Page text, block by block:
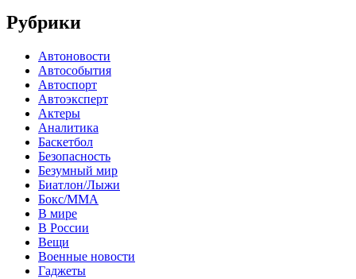
Рубрики
Автоновости
Автособытия
Автоспорт
Автоэксперт
Актеры
Аналитика
Баскетбол
Безопасность
Безумный мир
Биатлон/Лыжи
Бокс/MMA
В мире
В России
Вещи
Военные новости
Гаджеты